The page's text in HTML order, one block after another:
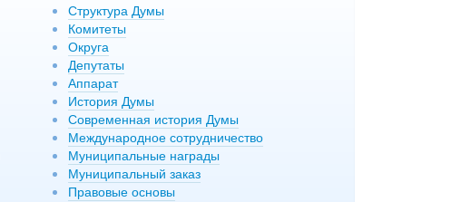
Структура Думы
Комитеты
Округа
Депутаты
Аппарат
История Думы
Современная история Думы
Международное сотрудничество
Муниципальные награды
Муниципальный заказ
Правовые основы